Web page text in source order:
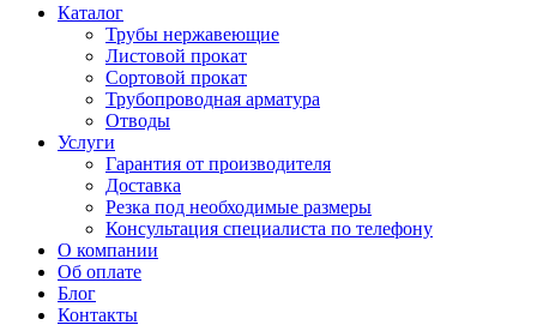
Каталог
Трубы нержавеющие
Листовой прокат
Сортовой прокат
Трубопроводная арматура
Отводы
Услуги
Гарантия от производителя
Доставка
Резка под необходимые размеры
Консультация специалиста по телефону
О компании
Об оплате
Блог
Контакты